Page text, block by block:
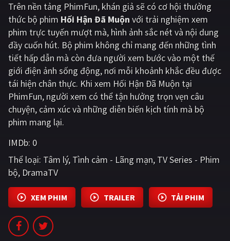
Tổng hợp
CẬP NHẬT
PHIM MỚI
PHIM BỘ
PHIM LẺ
PHIM CHIẾU RẠP
TUYỂN TẬP PHIM
BLOG
Trên nền tảng PhimFun, khán giả sẽ có cơ hội thưởng
thức bộ phim Hối Hận Đã Muộnvới trải nghiệm xem
phim trực tuyến mượt mà, hình ảnh sắc nét và nội dung
đầy cuốn hút. Bộ phim không chỉ mang đến những tình
tiết hấp dẫn mà còn đưa người xem bước vào một thế
giới điện ảnh sống động, nơi mỗi khoảnh khắc đều được
tái hiện chân thực. Khi xem Hối Hận Đã Muộn tại
PhimFun, người xem có thể tận hưởng trọn vẹn câu
chuyện, cảm xúc và những diễn biến kịch tính mà bộ
phim mang lại.
IMDb: 0
Thể loại: Tâm lý Tình cảm - Lãng mạn TV Series - Phim
bộ DramaTV
XEM PHIM TRAILER TẢI PHIM